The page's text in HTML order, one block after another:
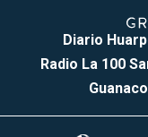
Diario
Radio La 100